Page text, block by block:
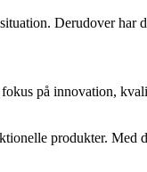
Derudover
på innovation,
produkter.